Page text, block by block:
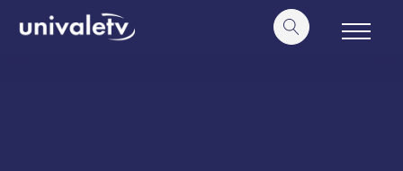
conteúdo